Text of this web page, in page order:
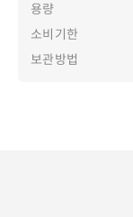
용량
소비기한
보관방법